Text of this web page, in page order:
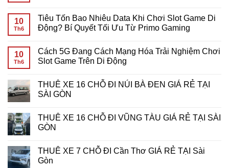
Slot
Game
Mobile?
Chi
Tiết
Cho
Yêu
Cầu
Cược
Miễn
Phí:
Bí
Ưu
Hóa
Lợi
7d-
game
bình
luận
ở
Giải
Thưởng
Khủng:
Chiến
Thắng
Giải
Tại
PHPUB
Slot
10
Th6
Tiêu Tốn Bao Nhiêu Data Khi Chơi Slot Game Di
Động? Bí Quyết Tối Ưu Từ Primo Gaming
bình
luận
ở
Bao
Nhiêu
Data
Slot
Game
Di
Quyết
Tối
Ưu
10
Th6
Cách 5G Đang Cách Mạng Hóa Trải Nghiệm Chơi
Slot Game Trên Di Động
bình
luận
ở
Đang
Cách
Mạng
Nghiệm
Chơi
Slot
THUÊ XE 16 CHỖ ĐI NÚI BÀ ĐEN GIÁ RẺ TẠI
SÀI GÒN
bình
luận
ở
16
CHỖ
ĐI
THUÊ XE 16 CHỖ ĐI VŨNG TÀU GIÁ RẺ TẠI SÀI
GÒN
bình
luận
ở
THUÊ XE 7 CHỖ ĐI Cần Thơ GIÁ RẺ TẠI Sài
Gòn